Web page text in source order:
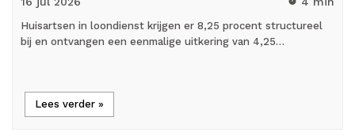
Huisartsen in loondienst krijgen er 8,25 procent structureel
bij en ontvangen een eenmalige uitkering van 4,25…
Lees verder »